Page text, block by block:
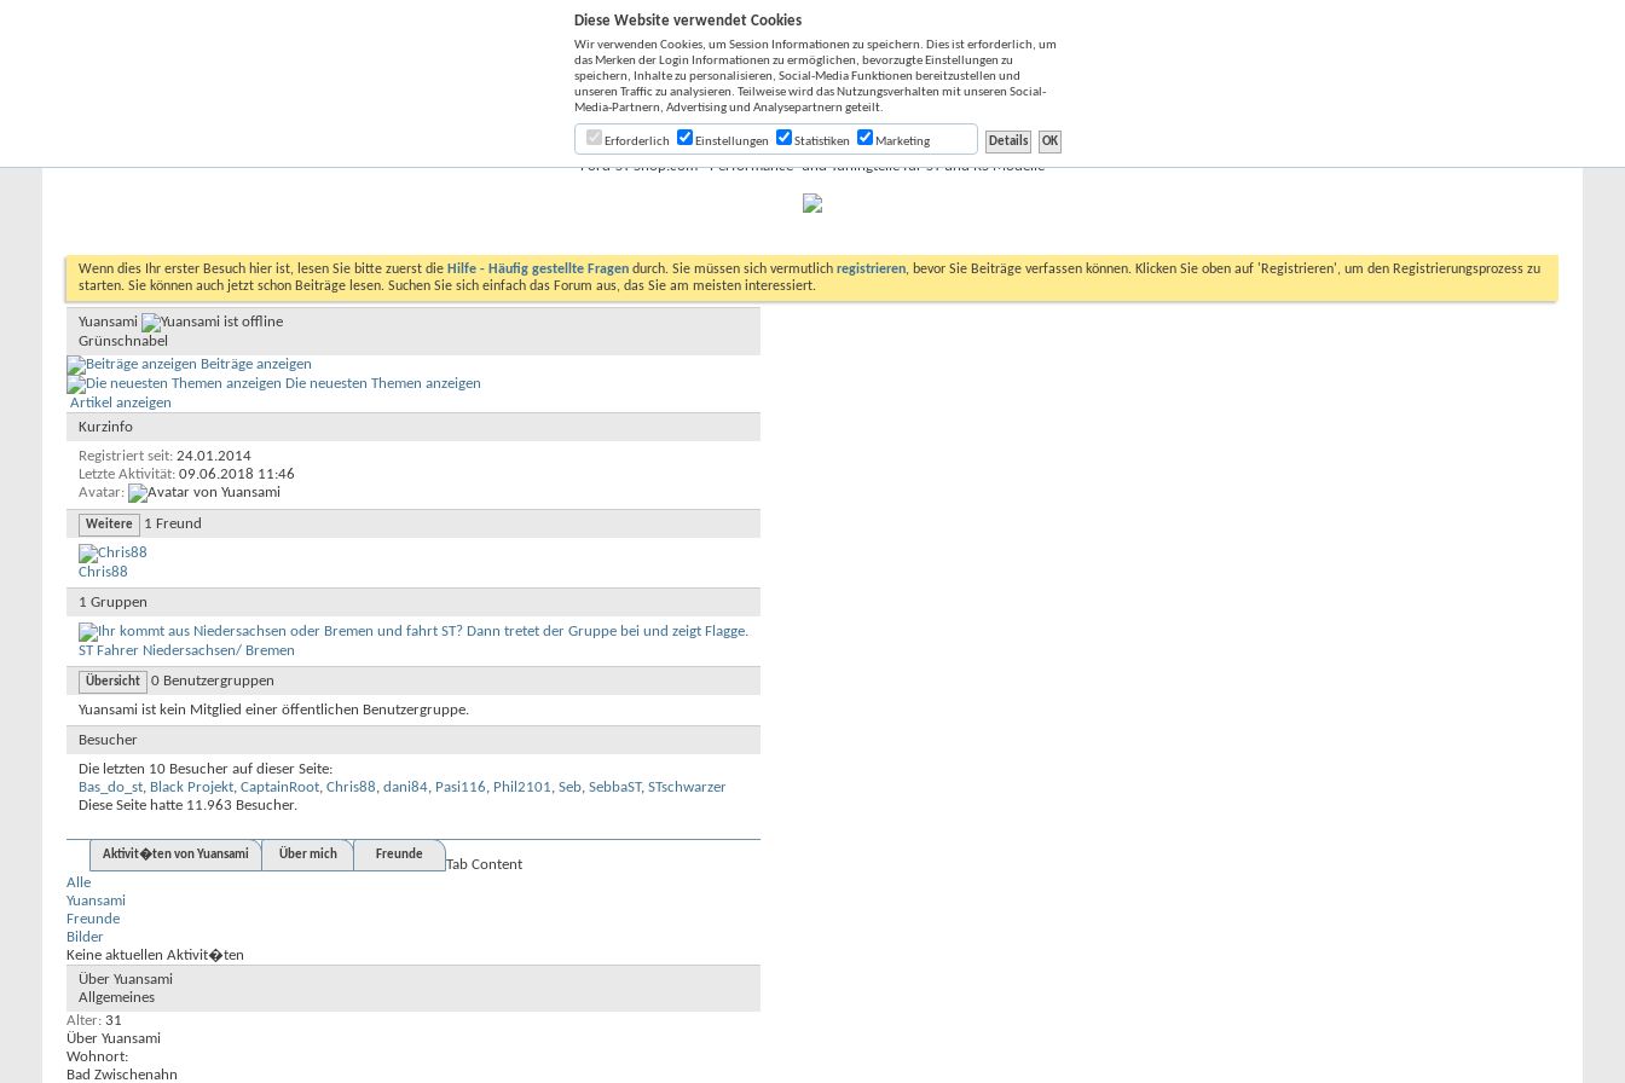
Ford-ST-Shop.com - Performance- und Tuningteile für ST und RS Modelle
Wenn dies Ihr erster Besuch hier ist, lesen Sie bitte zuerst die Hilfe - Häufig gestellte Fragen durch. Sie müssen sich vermutlich registrieren, bevor Sie Beiträge verfassen können. Klicken Sie oben auf 'Registrieren', um den Registrierungsprozess zu
starten. Sie können auch jetzt schon Beiträge lesen. Suchen Sie sich einfach das Forum aus, das Sie am meisten interessiert.
Yuansami
Grünschnabel
Beiträge anzeigen
Die neuesten Themen anzeigen
Artikel anzeigen
Kurzinfo
Registriert seit 24.01.2014
Letzte Aktivität 09.06.2018 11:46
Avatar
Weitere 1 Freund
Chris88
1 Gruppen
ST Fahrer Niedersachsen/ Bremen
Übersicht 0 Benutzergruppen
Yuansami ist kein Mitglied einer öffentlichen Benutzergruppe.
Besucher
Die letzten 10 Besucher auf dieser Seite:
Bas_do_st, Black Projekt, CaptainRoot, Chris88, dani84, Pasi116, Phil2101, Seb, SebbaST, STschwarzer
Diese Seite hatte 11.963 Besucher.
Aktivit�ten von Yuansami Über mich Freunde
Tab Content
Alle
Yuansami
Freunde
Bilder
Keine aktuellen Aktivit�ten
Über Yuansami
Allgemeines
Alter 31
Über Yuansami
Wohnort:
Bad Zwischenahn
Diese Website verwendet Cookies
Wir verwenden Cookies, um Session Informationen zu speichern. Dies ist erforderlich, um
das Merken der Login Informationen zu ermöglichen, bevorzugte Einstellungen zu
speichern, Inhalte zu personalisieren, Social-Media Funktionen bereitzustellen und
unseren Traffic zu analysieren. Teilweise wird das Nutzungsverhalten mit unseren Social-
Media-Partnern, Advertising und Analysepartnern geteilt.
Erforderlich Einstellungen Statistiken Marketing